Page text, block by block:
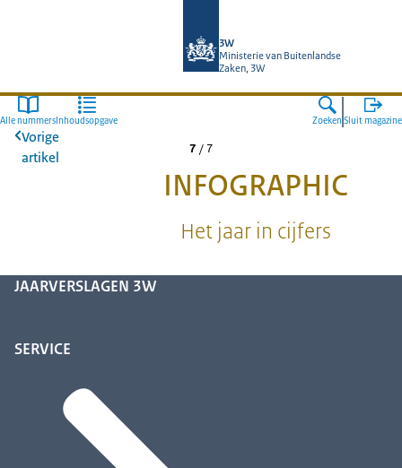
3W
Ministerie van Buitenlandse
Zaken, 3W
Alle nummers Inhoudsopgave Zoeken Sluit magazine
Vorige
artikel
7 / 7
INFOGRAPHIC
Het jaar in cijfers
JAARVERSLAGEN 3W
SERVICE